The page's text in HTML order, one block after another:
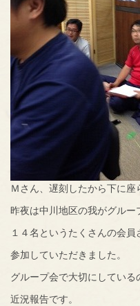
Ｍさん、遅刻したから下に座
昨夜は中川地区の我がグルー
１４名というたくさんの会員
参加していただきました。
グループ会で大切にしている
近況報告です。